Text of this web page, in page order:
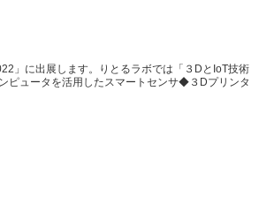
」に出展します。りとるラボでは「３DとIoT技術
ピュータを活用したスマートセンサ◆３Dプリンタ